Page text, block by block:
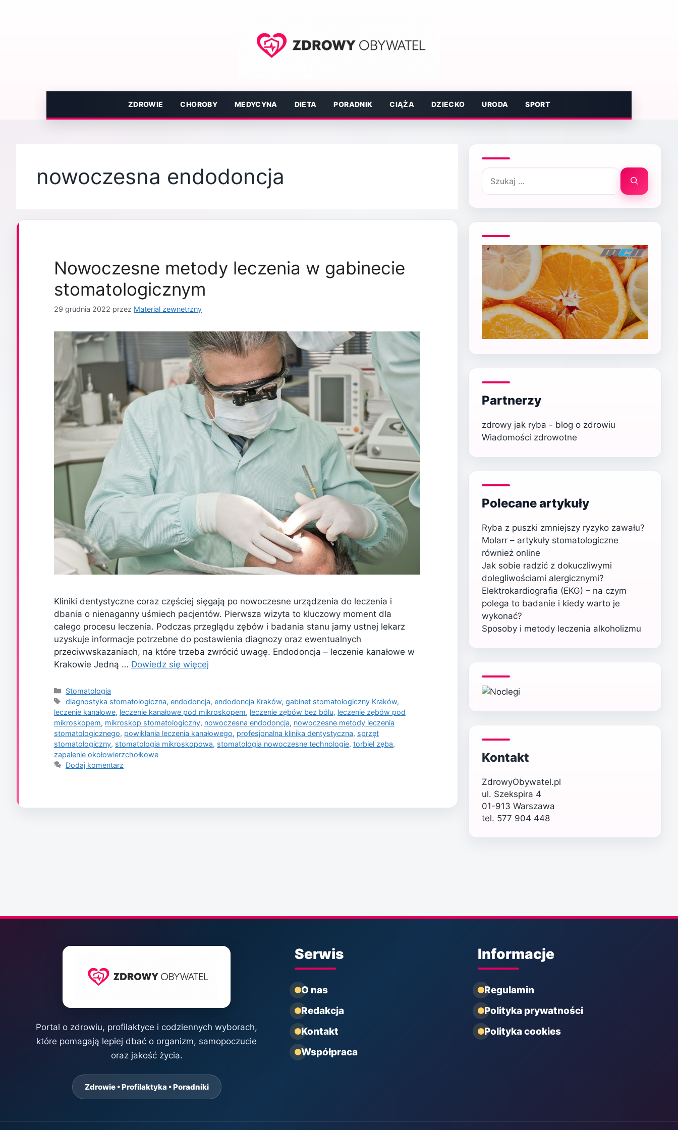
ZDROWIE CHOROBY MEDYCYNA DIETA PORADNIK CIĄŻA DZIECKO URODA SPORT
nowoczesna endodoncja
Nowoczesne metody leczenia w gabinecie
stomatologicznym
29 grudnia 2022 przez Material zewnetrzny
Kliniki dentystyczne coraz częściej sięgają po nowoczesne urządzenia do leczenia i
dbania o nienaganny uśmiech pacjentów. Pierwsza wizyta to kluczowy moment dla
całego procesu leczenia. Podczas przeglądu zębów i badania stanu jamy ustnej lekarz
uzyskuje informacje potrzebne do postawienia diagnozy oraz ewentualnych
przeciwwskazaniach, na które trzeba zwrócić uwagę. Endodoncja – leczenie kanałowe w
Krakowie Jedną … Dowiedz się więcej
Kategorie
Stomatologia
Tagi
diagnostyka stomatologiczna,endodoncja,endodoncja Kraków,gabinet stomatologiczny Kraków,
leczenie kanałowe, leczenie kanałowe pod mikroskopem, leczenie zębów bez bólu, leczenie zębów pod
mikroskopem, mikroskop stomatologiczny, nowoczesna endodoncja, nowoczesne metody leczenia
stomatologicznego, powikłania leczenia kanałowego, profesjonalna klinika dentystyczna, sprzęt
stomatologiczny, stomatologia mikroskopowa, stomatologia nowoczesne technologie, torbiel zęba,
zapalenie okołowierzchołkowe
Dodaj komentarz
Szukaj:
Partnerzy
zdrowy jak ryba - blog o zdrowiu
Wiadomości zdrowotne
Polecane artykuły
Ryba z puszki zmniejszy ryzyko zawału?
Molarr – artykuły stomatologiczne
również online
Jak sobie radzić z dokuczliwymi
dolegliwościami alergicznymi?
Elektrokardiografia (EKG) – na czym
polega to badanie i kiedy warto je
wykonać?
Sposoby i metody leczenia alkoholizmu
Kontakt
ZdrowyObywatel.pl
ul. Szekspira 4
01-913 Warszawa
tel. 577 904 448
Portal o zdrowiu, profilaktyce i codziennych wyborach,
które pomagają lepiej dbać o organizm, samopoczucie
oraz jakość życia.
Zdrowie • Profilaktyka • Poradniki
Serwis
O nas
Redakcja
Kontakt
Współpraca
Informacje
Regulamin
Polityka prywatności
Polityka cookies